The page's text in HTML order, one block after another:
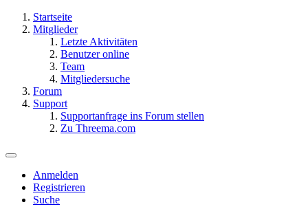
Startseite
Mitglieder
Letzte Aktivitäten
Benutzer online
Team
Mitgliedersuche
Forum
Support
Supportanfrage ins Forum stellen
Zu Threema.com
Anmelden
Registrieren
Suche